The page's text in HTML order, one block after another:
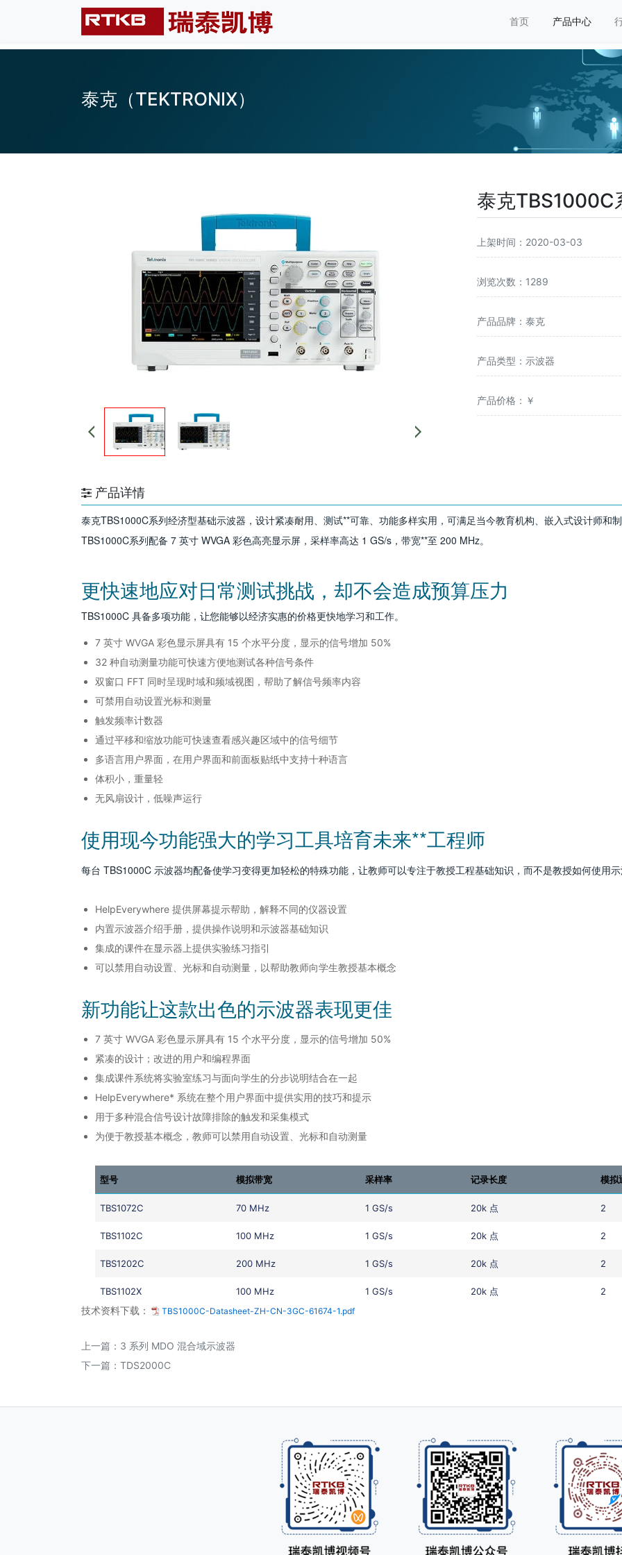
首页 产品中心
泰克（TEKTRONIX）
泰克TBS1000C
上架时间：2020-03-03
浏览次数：1289
产品品牌：泰克
产品类型：示波器
产品价格：￥
产品详情
泰克TBS1000C系列经济型基础示波器，设计紧凑耐用、测试**可靠、功能多样实用，可满足当今教育机构、嵌入式设计师和
TBS1000C系列配备 7 英寸 WVGA 彩色高亮显示屏，采样率高达 1 GS/s，带宽**至 200 MHz。
更快速地应对日常测试挑战，却不会造成预算压力
TBS1000C 具备多项功能，让您能够以经济实惠的价格更快地学习和工作。
7 英寸 WVGA 彩色显示屏具有 15 个水平分度，显示的信号增加 50%
32 种自动测量功能可快速方便地测试各种信号条件
双窗口 FFT 同时呈现时域和频域视图，帮助了解信号频率内容
可禁用自动设置光标和测量
触发频率计数器
通过平移和缩放功能可快速查看感兴趣区域中的信号细节
多语言用户界面，在用户界面和前面板贴纸中支持十种语言
体积小，重量轻
无风扇设计，低噪声运行
使用现今功能强大的学习工具培育未来**工程师
每台 TBS1000C 示波器均配备使学习变得更加轻松的特殊功能，让教师可以专注于教授工程基础知识，而不是教授如何使用
HelpEverywhere 提供屏幕提示帮助，解释不同的仪器设置
内置示波器介绍手册，提供操作说明和示波器基础知识
集成的课件在显示器上提供实验练习指引
可以禁用自动设置、光标和自动测量，以帮助教师向学生教授基本概念
新功能让这款出色的示波器表现更佳
7 英寸 WVGA 彩色显示屏具有 15 个水平分度，显示的信号增加 50%
紧凑的设计；改进的用户和编程界面
集成课件系统将实验室练习与面向学生的分步说明结合在一起
HelpEverywhere* 系统在整个用户界面中提供实用的技巧和提示
用于多种混合信号设计故障排除的触发和采集模式
为便于教授基本概念，教师可以禁用自动设置、光标和自动测量
型号 模拟带宽 采样率 记录长度 模拟
TBS1072C 70 MHz 1 GS/s 20k 点 2
TBS1102C 100 MHz 1 GS/s 20k 点 2
TBS1202C 200 MHz 1 GS/s 20k 点 2
TBS1102X 100 MHz 1 GS/s 20k 点 2
技术资料下载： TBS1000C-Datasheet-ZH-CN-3GC-61674-1.pdf
上一篇： 3 系列 MDO 混合域示波器
下一篇： TDS2000C